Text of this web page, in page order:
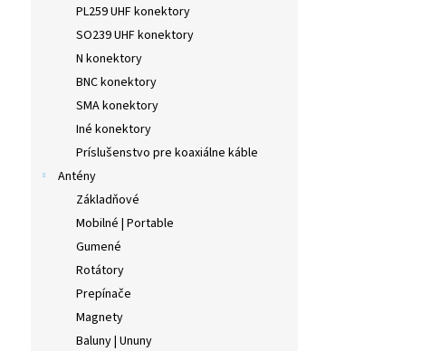
PL259 UHF konektory
SO239 UHF konektory
N konektory
BNC konektory
SMA konektory
Iné konektory
Príslušenstvo pre koaxiálne káble
Antény
Základňové
Mobilné | Portable
Gumené
Rotátory
Prepínače
Magnety
Baluny | Ununy